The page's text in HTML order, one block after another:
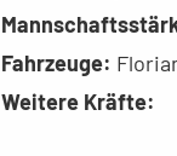
Fahrzeuge:
Weitere Kräfte: